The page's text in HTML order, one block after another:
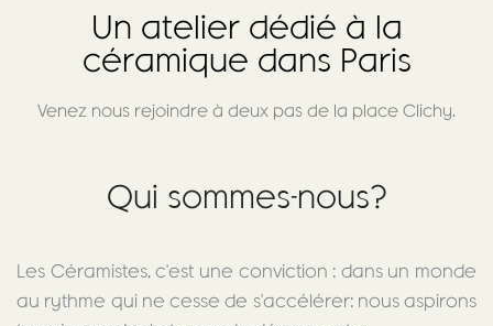
Un atelier dédié à la
céramique dans Paris
Venez nous rejoindre à deux pas de la place Clichy.
Qui sommes-nous?
Les Céramistes, c'est une conviction : dans un monde
au rythme qui ne cesse de s'accélérer: nous aspirons